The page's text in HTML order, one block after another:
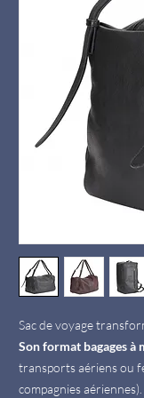
Sac de voyage
Son format bagages à
transports aériens ou
compagnies